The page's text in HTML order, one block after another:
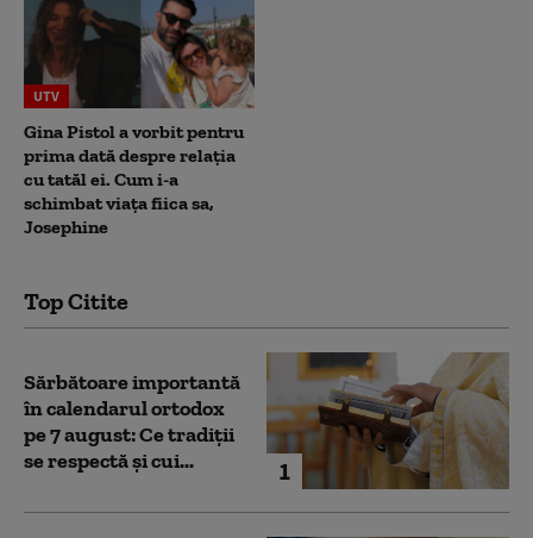
UTV
Gina Pistol a vorbit pentru
prima dată despre relația
cu tatăl ei. Cum i-a
schimbat viața fiica sa,
Josephine
Top Citite
1
Sărbătoare importantă
în calendarul ortodox
pe 7 august: Ce tradiții
se respectă și cui...